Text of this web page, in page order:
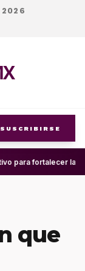
2026
SUSCRIBIRSE
para fortalecer la
que